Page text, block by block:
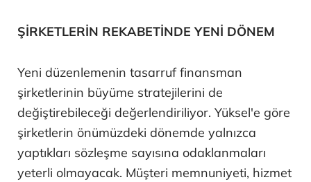
ŞİRKETLERİN REKABETİNDE YENİ DÖNEM
Yeni düzenlemenin tasarruf finansman
şirketlerinin büyüme stratejilerini de
değiştirebileceği değerlendiriliyor. Yüksel'e göre
şirketlerin önümüzdeki dönemde yalnızca
yaptıkları sözleşme sayısına odaklanmaları
yeterli olmayacak. Müşteri memnuniyeti, hizmet